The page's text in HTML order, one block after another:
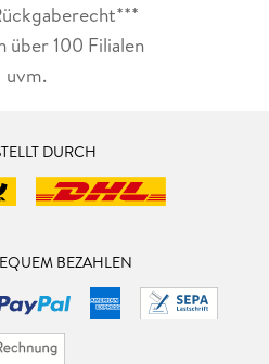
über 100 Filialen
uvm.
DURCH
BEZAHLEN